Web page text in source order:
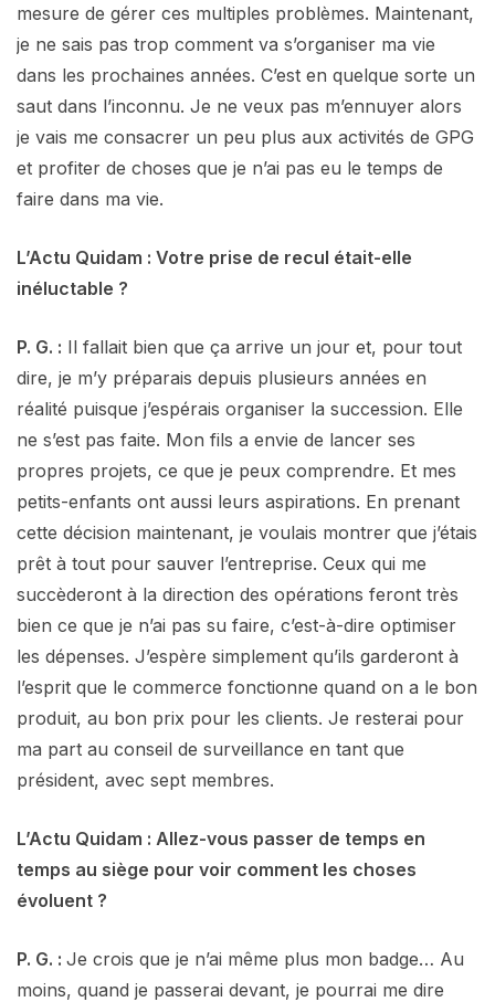
mesure de gérer ces multiples problèmes. Maintenant,
je ne sais pas trop comment va s’organiser ma vie
dans les prochaines années. C’est en quelque sorte un
saut dans l’inconnu. Je ne veux pas m’ennuyer alors
je vais me consacrer un peu plus aux activités de GPG
et profiter de choses que je n’ai pas eu le temps de
faire dans ma vie.
L’Actu Quidam : Votre prise de recul était-elle
inéluctable ?
P. G. : Il fallait bien que ça arrive un jour et, pour tout
dire, je m’y préparais depuis plusieurs années en
réalité puisque j’espérais organiser la succession. Elle
ne s’est pas faite. Mon fils a envie de lancer ses
propres projets, ce que je peux comprendre. Et mes
petits-enfants ont aussi leurs aspirations. En prenant
cette décision maintenant, je voulais montrer que j’étais
prêt à tout pour sauver l’entreprise. Ceux qui me
succèderont à la direction des opérations feront très
bien ce que je n’ai pas su faire, c’est-à-dire optimiser
les dépenses. J’espère simplement qu’ils garderont à
l’esprit que le commerce fonctionne quand on a le bon
produit, au bon prix pour les clients. Je resterai pour
ma part au conseil de surveillance en tant que
président, avec sept membres.
L’Actu Quidam : Allez-vous passer de temps en
temps au siège pour voir comment les choses
évoluent ?
P. G. : Je crois que je n’ai même plus mon badge… Au
moins, quand je passerai devant, je pourrai me dire